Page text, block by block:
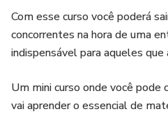
Com esse curso você poderá
concorrentes na hora de uma
indispensável para aqueles
Um mini curso onde você pode
vai aprender o essencial de